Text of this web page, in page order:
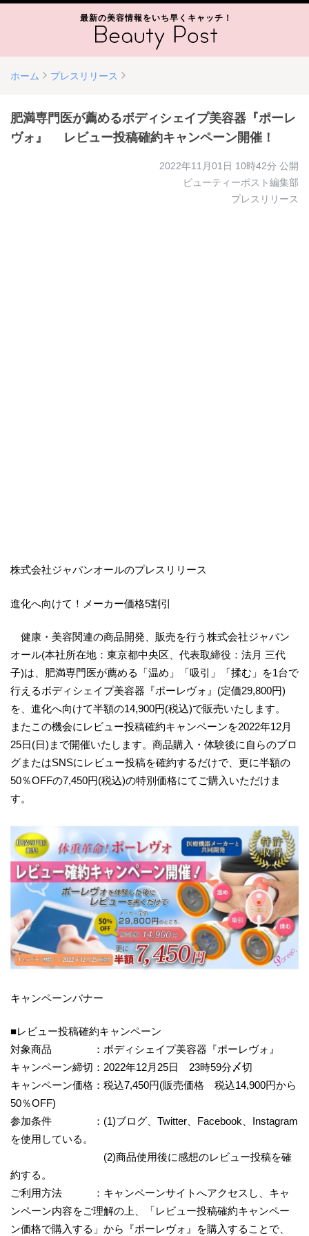
最新の美容情報をいち早くキャッチ！
ホーム プレスリリース
肥満専門医が薦めるボディシェイプ美容器『ポーレ
ヴォ』 レビュー投稿確約キャンペーン開催！
2022年11月01日 10時42分 公開
ビューティーポスト編集部
プレスリリース
株式会社ジャパンオールのプレスリリース
進化へ向けて！メーカー価格5割引
健康・美容関連の商品開発、販売を行う株式会社ジャパン
オール(本社所在地：東京都中央区、代表取締役：法月 三代
子)は、肥満専門医が薦める「温め」「吸引」「揉む」を1台で
行えるボディシェイプ美容器『ポーレヴォ』(定価29,800円)
を、進化へ向けて半額の14,900円(税込)で販売いたします。
またこの機会にレビュー投稿確約キャンペーンを2022年12月
25日(日)まで開催いたします。商品購入・体験後に自らのブロ
グまたはSNSにレビュー投稿を確約するだけで、更に半額の
50％OFFの7,450円(税込)の特別価格にてご購入いただけま
す。
キャンペーンバナー
■レビュー投稿確約キャンペーン
対象商品 ：ボディシェイプ美容器『ポーレヴォ』
キャンペーン締切：2022年12月25日 23時59分〆切
キャンペーン価格：税込7,450円(販売価格 税込14,900円から
50％OFF)
参加条件 ：(1)ブログ、Twitter、Facebook、Instagram
を使用している。
(2)商品使用後に感想のレビュー投稿を確
約する。
ご利用方法 ：キャンペーンサイトへアクセスし、キャ
ンペーン内容をご理解の上、「レビュー投稿確約キャンペー
ン価格で購入する」から『ポーレヴォ』を購入することで、